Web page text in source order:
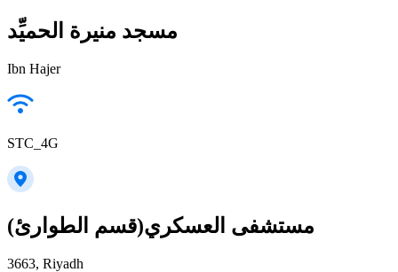
مسجد منيرة الحميِّد
Ibn Hajer
STC_4G
مستشفى العسكري(قسم الطوارئ)
3663, Riyadh